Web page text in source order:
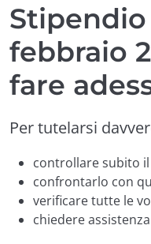
febbraio
fare
Per tutelarsi
controllare subito
confrontarlo con
verificare tutte le
chiedere